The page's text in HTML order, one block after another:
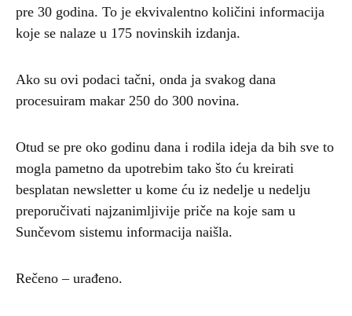
pre 30 godina. To je ekvivalentno količini informacija
koje se nalaze u 175 novinskih izdanja.
Ako su ovi podaci tačni, onda ja svakog dana
procesuiram makar 250 do 300 novina.
Otud se pre oko godinu dana i rodila ideja da bih sve to
mogla pametno da upotrebim tako što ću kreirati
besplatan newsletter u kome ću iz nedelje u nedelju
preporučivati najzanimljivije priče na koje sam u
Sunčevom sistemu informacija naišla.
Rečeno – urađeno.